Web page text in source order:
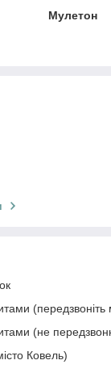
Мулетон
(передзвоніть
(не
Ковель)